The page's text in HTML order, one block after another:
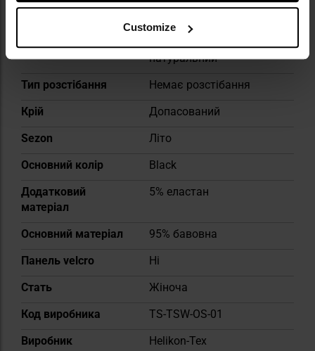
Customize
натуральний
Тип розстібання
Немає розстібання
Крій
Допасований
Sezon
Літо
Основний колір
Black
Додатковий
матеріал
5% еластан
Основний матеріал
95% бавовна
Панель velcro
Ні
Cтать
Жіноча
Код виробника
TS-TSW-OS-01
Виробник
Helikon-Tex